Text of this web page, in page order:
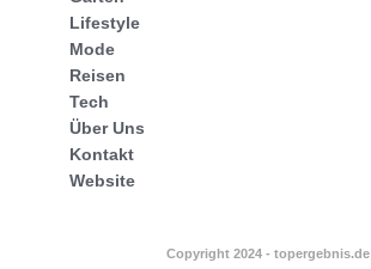
Lifestyle
Mode
Reisen
Tech
Über Uns
Kontakt
Website
Copyright 2024 - topergebnis.de